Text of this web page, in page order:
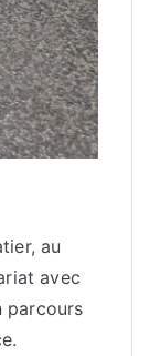
au
avec
parcours